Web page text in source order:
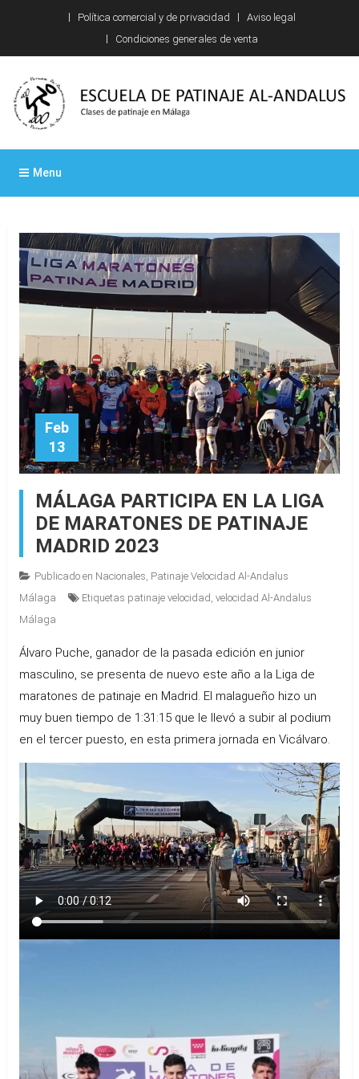
content
Política comercial y de privacidad
Aviso legal
Condiciones generales de venta
Escuela de patinaje Al-
Menu
Feb
13
MÁLAGA PARTICIPA EN LA LIGA
DE MARATONES DE PATINAJE
MADRID 2023
Publicado en Nacionales Patinaje Velocidad Al-Andalus
Málaga
Etiquetas patinaje velocidad velocidad Al-Andalus
Málaga
Álvaro Puche, ganador de la pasada edición en junior
masculino, se presenta de nuevo este año a la Liga de
maratones de patinaje en Madrid. El malagueño hizo un
muy buen tiempo de 1:31:15 que le llevó a subir al podium
en el tercer puesto, en esta primera jornada en Vicálvaro.